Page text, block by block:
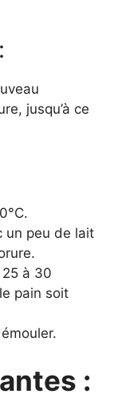
jusqu’à ce
un peu de lait
à 30
pain soit
: